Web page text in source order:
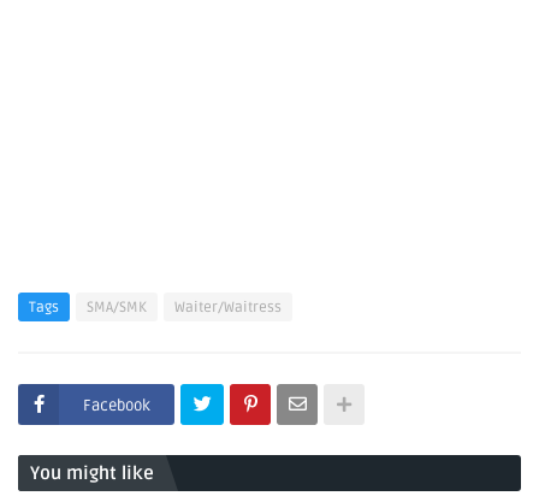
Tags SMA/SMK Waiter/Waitress
Facebook
You might like